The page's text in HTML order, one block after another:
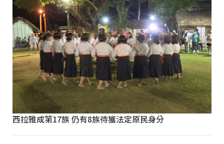
西拉雅成第17族 仍有8族待獲法定原民身分